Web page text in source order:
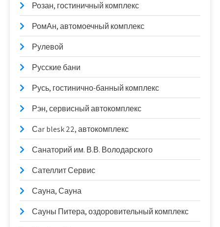
Розан, гостиничный комплекс
РомАн, автомоечный комплекс
Рулевой
Русские бани
Русь, гостинично-банный комплекс
Рэн, сервисный автокомплекс
Сar blesk 22, автокомплекс
Санаторий им. В.В. Володарского
Сателлит Сервис
Сауна, Сауна
Сауны Питера, оздоровительный комплекс